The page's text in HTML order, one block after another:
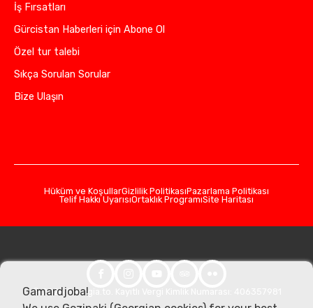
İş Fırsatları
Gürcistan Haberleri için Abone Ol
Özel tur talebi
Sıkça Sorulan Sorular
Bize Ulaşın
Hüküm ve KoşullarGizlilik PolitikasıPazarlama Politikası
Telif Hakkı UyarısıOrtaklık ProgramıSite Haritası
© 2026 Georgia.to. Kayıtlı Vergi Kimlik Numarası: 406357981
Gamardjoba!